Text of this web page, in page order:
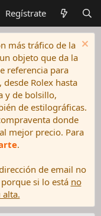
Regístrate
más tráfico de la
objeto que da la
referencia para
Rolex hasta
y de bolsillo,
de estilográficas.
donde
mejor precio. Para
.
de email no
si lo está no